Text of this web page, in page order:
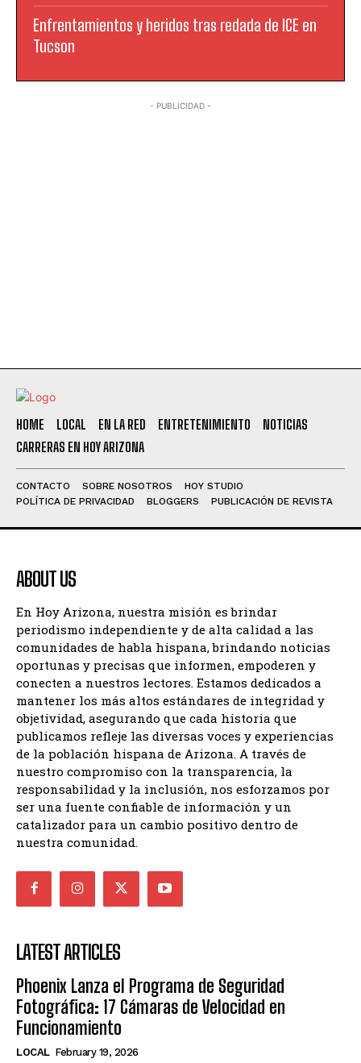
Enfrentamientos y heridos tras redada de ICE en
Tucson
- PUBLICIDAD -
HOME LOCAL EN LA RED ENTRETENIMIENTO
NOTICIAS
CARRERAS EN HOY ARIZONA
CONTACTO SOBRE NOSOTROS
HOY STUDIO
POLÍTICA DE PRIVACIDAD
BLOGGERS PUBLICACIÓN DE REVISTA
ABOUT US
En Hoy Arizona, nuestra misión es brindar
periodismo independiente y de alta calidad a las
comunidades de habla hispana, brindando noticias
oportunas y precisas que informen, empoderen y
conecten a nuestros lectores. Estamos dedicados a
mantener los más altos estándares de integridad y
objetividad, asegurando que cada historia que
publicamos refleje las diversas voces y experiencias
de la población hispana de Arizona. A través de
nuestro compromiso con la transparencia, la
responsabilidad y la inclusión, nos esforzamos por
ser una fuente confiable de información y un
catalizador para un cambio positivo dentro de
nuestra comunidad.
LATEST ARTICLES
Phoenix Lanza el Programa de Seguridad
Fotográfica: 17 Cámaras de Velocidad en
Funcionamiento
LOCAL February 19, 2026